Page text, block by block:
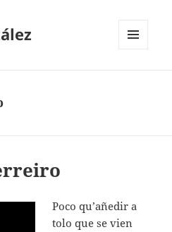
Poco qu’añedir a
tolo que se vien